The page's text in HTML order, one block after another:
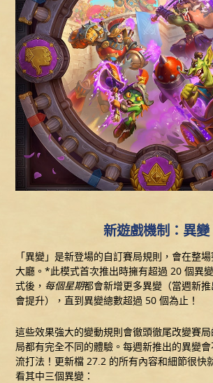
新遊戲機制：異變
「異變」是新登場的自訂賽局規則，會在整
大廳。*此模式首次推出時擁有超過 20 個異
式後， 每個星期都會新增更多異變（當週新
會提升），直到異變總數超過 50 個為止！
這些效果強大的變動規則會徹頭徹尾改變賽
局都有完全不同的體驗。每週新推出的異變
流打法！更新檔 27.2 的所有內容和細節很快
看其中三個異變：